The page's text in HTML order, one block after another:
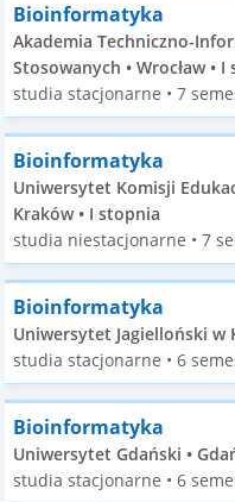
Bioinformatyka
Akademia Techniczno-
Stosowanych • Wrocław •
studia stacjonarne • 7
Bioinformatyka
Uniwersytet Komisji
Kraków • I stopnia
studia niestacjonarne • 7
Bioinformatyka
Uniwersytet Jagielloński w
studia stacjonarne • 6
Bioinformatyka
Uniwersytet Gdański •
studia stacjonarne • 6